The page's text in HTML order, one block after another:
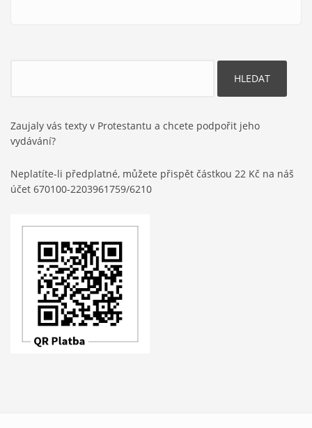
Zaujaly vás texty v Protestantu a chcete podpořit jeho
vydávání?
Neplatíte-li předplatné, můžete přispět částkou 22 Kč na náš
účet 670100-2203961759/6210